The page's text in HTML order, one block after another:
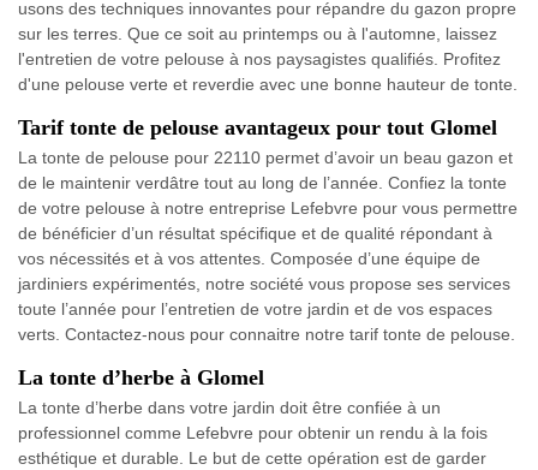
usons des techniques innovantes pour répandre du gazon propre
sur les terres. Que ce soit au printemps ou à l'automne, laissez
l'entretien de votre pelouse à nos paysagistes qualifiés. Profitez
d'une pelouse verte et reverdie avec une bonne hauteur de tonte.
Tarif tonte de pelouse avantageux pour tout Glomel
La tonte de pelouse pour 22110 permet d’avoir un beau gazon et
de le maintenir verdâtre tout au long de l’année. Confiez la tonte
de votre pelouse à notre entreprise Lefebvre pour vous permettre
de bénéficier d’un résultat spécifique et de qualité répondant à
vos nécessités et à vos attentes. Composée d’une équipe de
jardiniers expérimentés, notre société vous propose ses services
toute l’année pour l’entretien de votre jardin et de vos espaces
verts. Contactez-nous pour connaitre notre tarif tonte de pelouse.
La tonte d’herbe à Glomel
La tonte d’herbe dans votre jardin doit être confiée à un
professionnel comme Lefebvre pour obtenir un rendu à la fois
esthétique et durable. Le but de cette opération est de garder